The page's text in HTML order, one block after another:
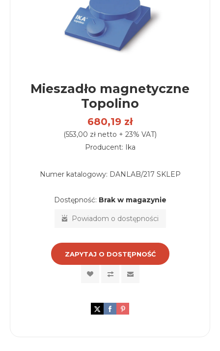
Mieszadło magnetyczne
Topolino
680,19 zł
(553,00 zł netto + 23% VAT)
Producent: Ika
Numer katalogowy: DANLAB/217 SKLEP
Dostępność: Brak w magazynie
Powiadom o dostępności
ZAPYTAJ O DOSTĘPNOŚĆ